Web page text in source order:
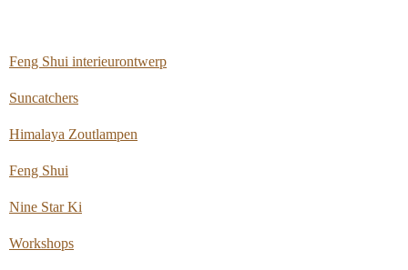
Feng Shui interieurontwerp
Suncatchers
Himalaya Zoutlampen
Feng Shui
Nine Star Ki
Workshops